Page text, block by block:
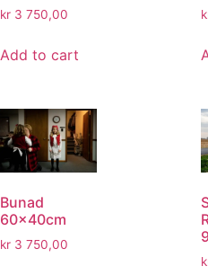
kr 3 750,00
Add to cart
Bunad
60x40cm
kr 3 750,00